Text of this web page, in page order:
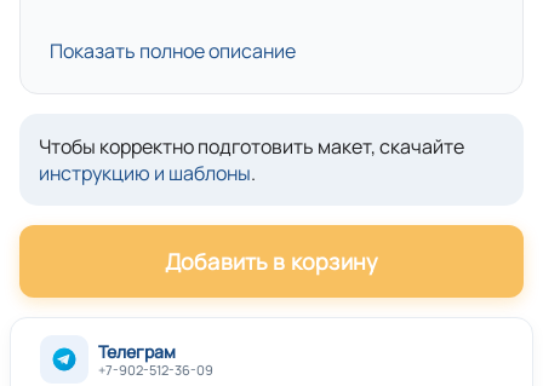
Показать полное описание
Чтобы корректно подготовить макет, скачайте
инструкцию и шаблоны.
Добавить в корзину
Телеграм
+7-902-512-36-09